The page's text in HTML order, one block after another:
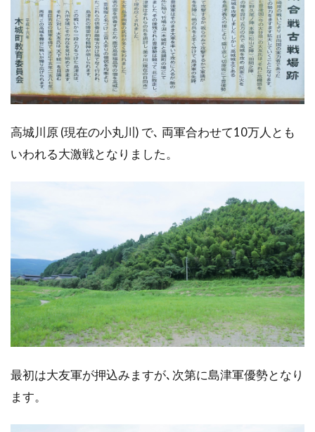
高城川原 (現在の小丸川) で､ 両軍合わせて10万人とも
いわれる大激戦となりました。
最初は大友軍が押込みますが､次第に島津軍優勢となり
ます。